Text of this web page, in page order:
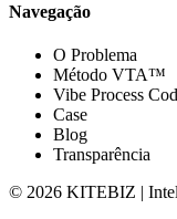
Navegação
O Problema
Método VTA™
Vibe Process
Case
Blog
Transparência
© 2026 KITEBIZ |